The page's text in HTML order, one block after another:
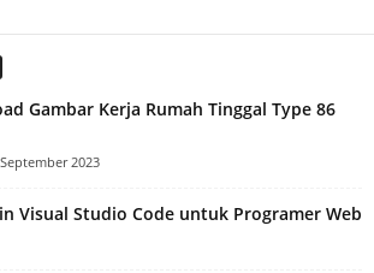
Gambar Kerja Rumah Tinggal Type 86
2023
Visual Studio Code untuk Programer Web